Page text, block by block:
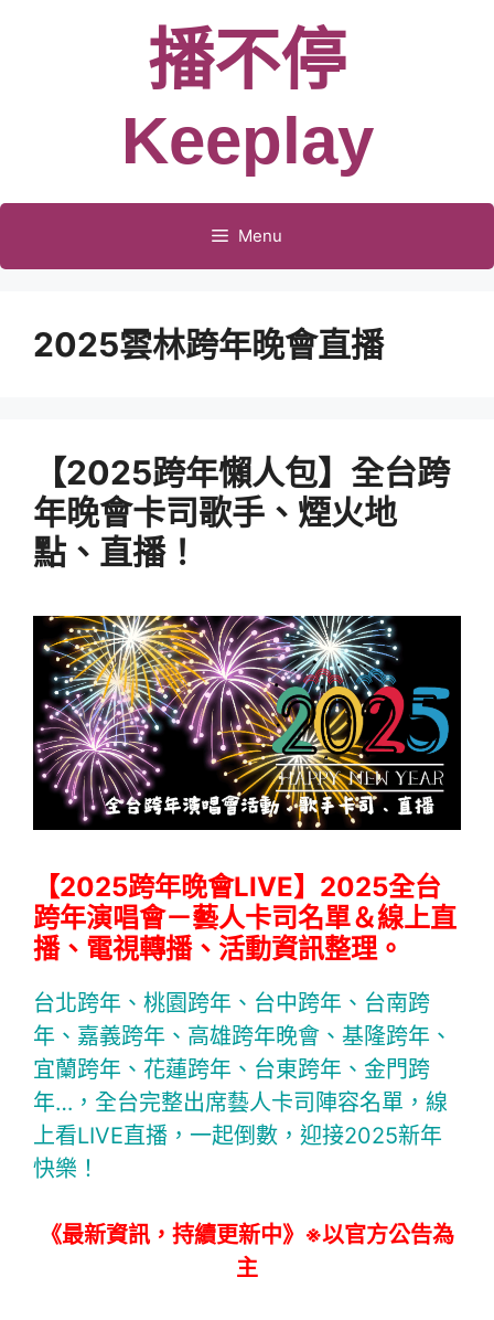
播不停
Keeplay
Menu
2025雲林跨年晚會直播
【2025跨年懶人包】全台跨
年晚會卡司歌手、煙火地
點、直播！
【2025跨年晚會LIVE】2025全台
跨年演唱會－藝人卡司名單＆線上直
播、電視轉播、活動資訊整理。
台北跨年、桃園跨年、台中跨年、台南跨
年、嘉義跨年、高雄跨年晚會、基隆跨年、
宜蘭跨年、花蓮跨年、台東跨年、金門跨
年…，全台完整出席藝人卡司陣容名單，線
上看LIVE直播，一起倒數，迎接2025新年
快樂！
《最新資訊，持續更新中》※以官方公告為
主